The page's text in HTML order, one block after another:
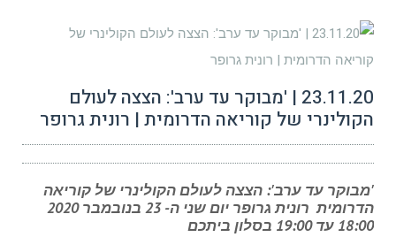
23.11.20 | 'מבוקר עד ערב': הצצה לעולם
הקולינרי של קוריאה הדרומית | רונית גרופר
'מבוקר עד ערב': הצצה לעולם הקולינרי של קוריאה
הדרומית רונית גרופר יום שני ה- 23 בנובמבר 2020
18:00 עד 19:00 בסלון ביתכם